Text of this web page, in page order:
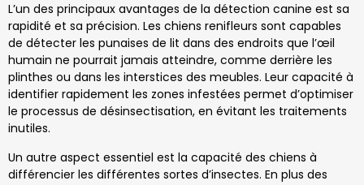
L’un des principaux avantages de la détection canine est sa
rapidité et sa précision. Les chiens renifleurs sont capables
de détecter les punaises de lit dans des endroits que l’œil
humain ne pourrait jamais atteindre, comme derrière les
plinthes ou dans les interstices des meubles. Leur capacité à
identifier rapidement les zones infestées permet d’optimiser
le processus de désinsectisation, en évitant les traitements
inutiles.
Un autre aspect essentiel est la capacité des chiens à
différencier les différentes sortes d’insectes. En plus des